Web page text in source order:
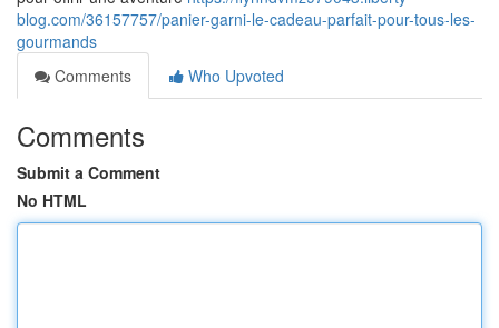
blog.com/36157757/panier-garni-le-cadeau-parfait-pour-tous-les-
gourmands
Comments
Who Upvoted
Comments
Submit a Comment
No HTML